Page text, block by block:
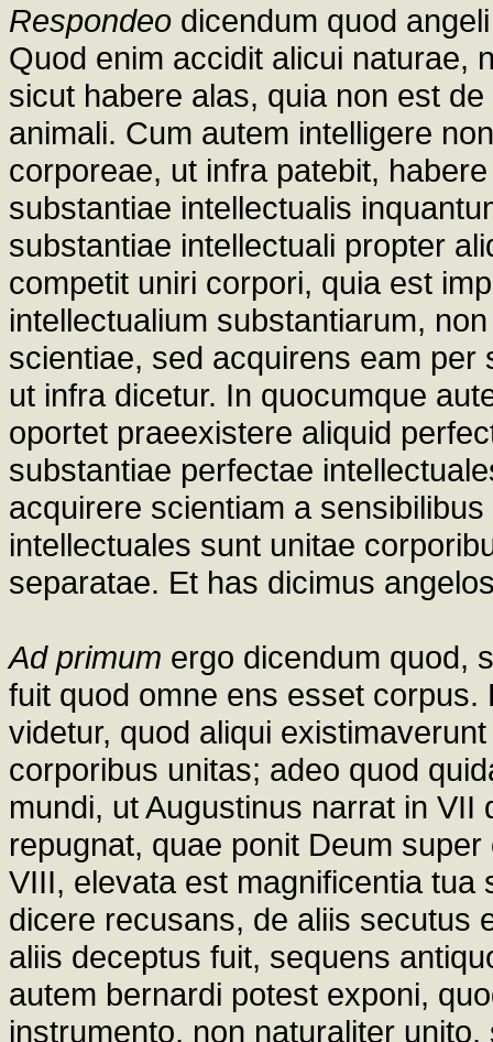
Respondeo dicendum quod
Quod enim accidit alicui naturae,
sicut habere alas, quia non est
animali. Cum autem intelligere
corporeae, ut infra patebit,
substantiae intellectualis
substantiae intellectuali propter
competit uniri corpori, quia est
intellectualium substantiarum,
scientiae, sed acquirens eam
ut infra dicetur. In quocumque
oportet praeexistere aliquid
substantiae perfectae
acquirere scientiam a
intellectuales sunt unitae
separatae. Et has dicimus
Ad primum ergo dicendum quod,
fuit quod omne ens esset
videtur, quod aliqui
corporibus unitas; adeo quod
mundi, ut Augustinus narrat in
repugnat, quae ponit Deum
VIII, elevata est magnificentia
dicere recusans, de aliis secutus
aliis deceptus fuit, sequens
autem bernardi potest exponi,
instrumento, non naturaliter